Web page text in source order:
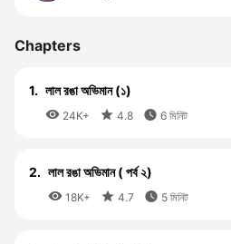
Chapters
1. লাল রঙা অভিমান (১)
 24K+  4.8  6 মিনিট
2. লাল রঙা অভিমান ( পর্ব ২)
 18K+  4.7  5 মিনিট